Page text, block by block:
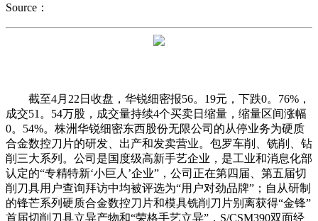
Source：
截至4月22日收盘，华锐细密报56。19元，下跌0。76%，
成交51。54万股，成交量持续4个买卖日缩量，缩量区间涨幅
0。54%。株洲华锐细密东西股份无限公司的从停业务为硬质
合金数控刀片的研发、出产和发卖营业。包罗车削、铣削、钻
削三大系列。公司是国度级高新手艺企业，是工业和消息化部
认定的“专精特新‘小巨人’企业”，公司正在第四届、第五届切
削刀具用户查询拜访中均被评选为“用户对劲品牌”；自从研制
的锋芒系列硬质合金数控刀片和模具铣削刀片别离获得“金锋”
首届切削刀具立异产物和“荣格手艺立异”，S/CSM390双面经